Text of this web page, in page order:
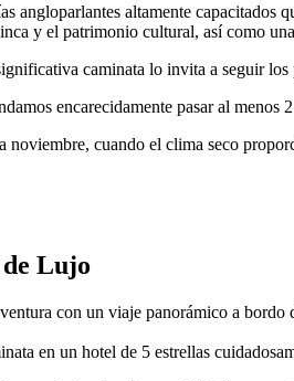
angloparlantes altamente
y el patrimonio cultural, así como
caminata lo invita a seguir
encarecidamente pasar al
cuando el clima seco
de Lujo
con un viaje panorámico a
en un hotel de 5 estrellas